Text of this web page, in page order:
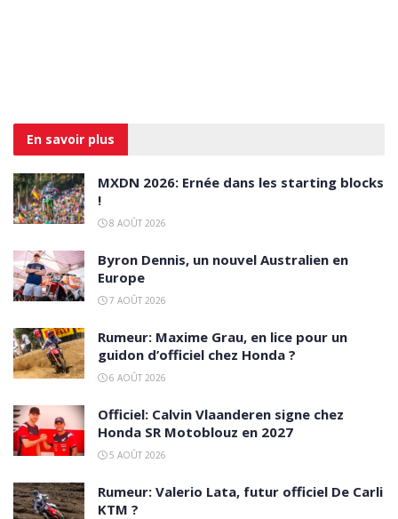
En savoir plus
MXDN 2026: Ernée dans les starting blocks
!
8 AOÛT 2026
Byron Dennis, un nouvel Australien en
Europe
7 AOÛT 2026
Rumeur: Maxime Grau, en lice pour un
guidon d’officiel chez Honda ?
6 AOÛT 2026
Officiel: Calvin Vlaanderen signe chez
Honda SR Motoblouz en 2027
5 AOÛT 2026
Rumeur: Valerio Lata, futur officiel De Carli
KTM ?